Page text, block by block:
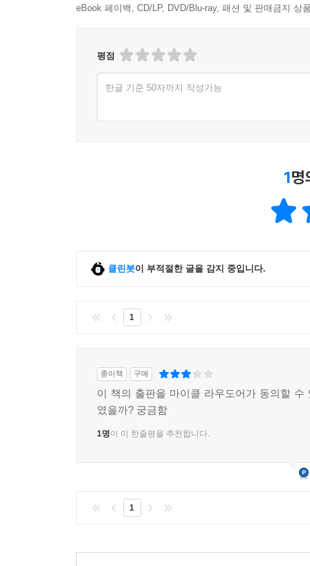
달콤한 이야기를 들려주는 것이니까. 피스 교수
아시겠지요. 그전엔, 아마 마이클의 친구들이 한
eBook 페이백, CD/LP, DVD/Blu-ray, 패션 및 판매금지 상
평점
한글 기준 50자까지 작성가능
1명
클린봇이 부적절한 글을 감지 중입니다.
1
종이책 구매
이 책의 출판을 마이클 라우도어가 동의할 수
였을까? 궁금함
1명이 이 한줄평을 추천합니다.
1